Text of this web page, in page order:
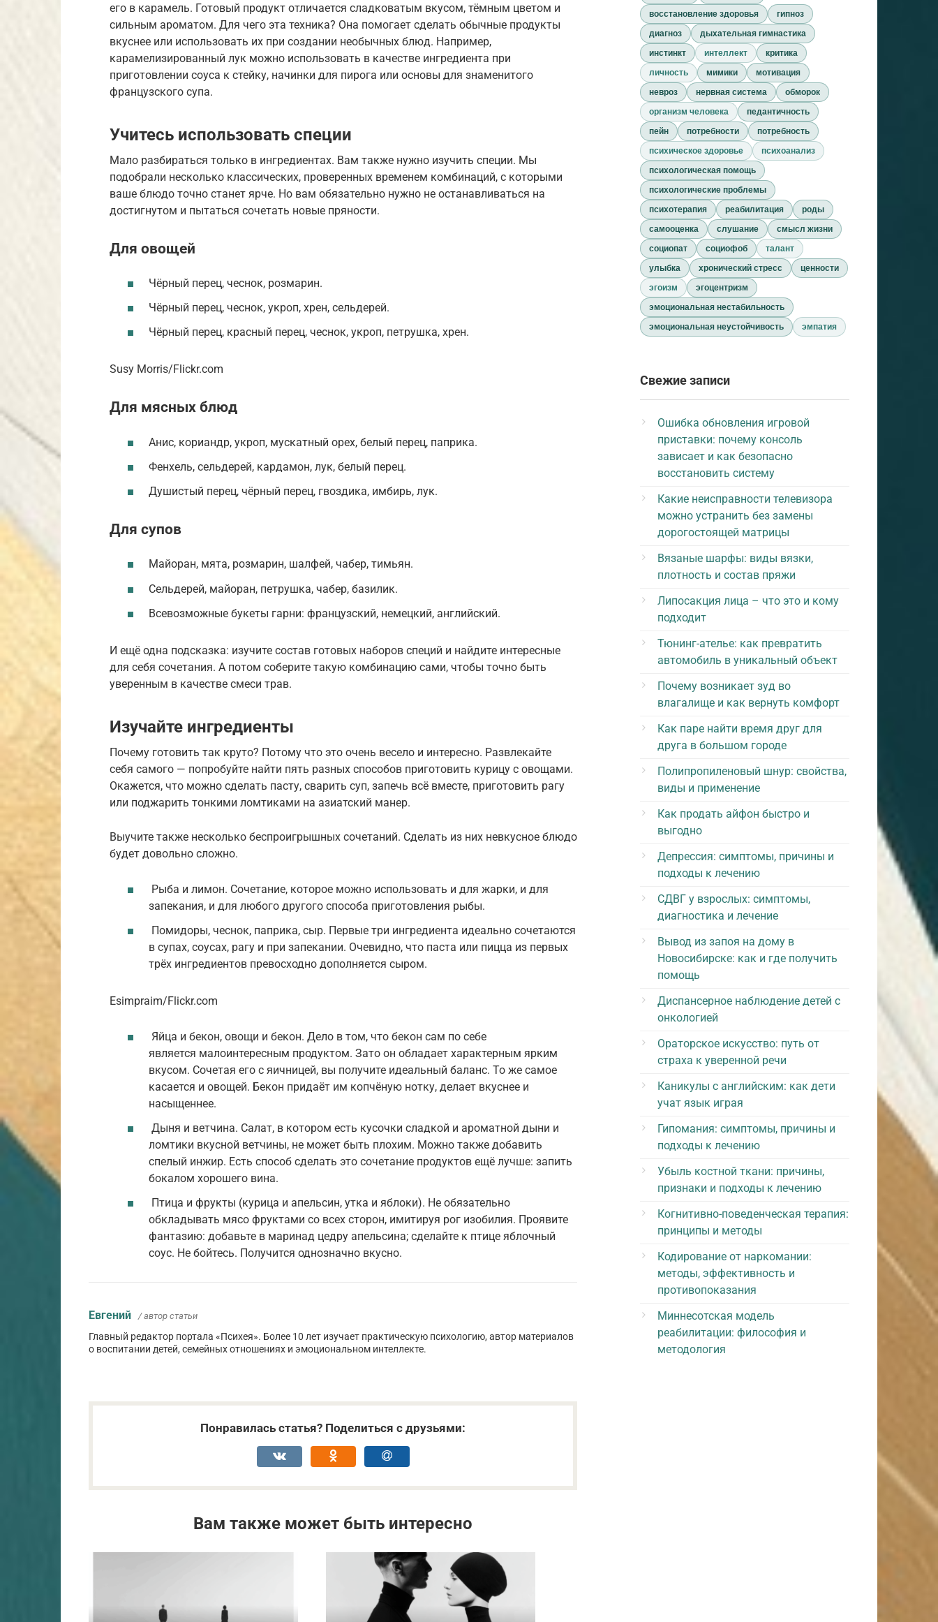
его в карамель. Готовый продукт отличается сладковатым вкусом, тёмным цветом и
сильным ароматом. Для чего эта техника? Она помогает сделать обычные продукты
вкуснее или использовать их при создании необычных блюд. Например,
карамелизированный лук можно использовать в качестве ингредиента при
приготовлении соуса к стейку, начинки для пирога или основы для знаменитого
французского супа.
Учитесь использовать специи
Мало разбираться только в ингредиентах. Вам также нужно изучить специи. Мы
подобрали несколько классических, проверенных временем комбинаций, с которыми
ваше блюдо точно станет ярче. Но вам обязательно нужно не останавливаться на
достигнутом и пытаться сочетать новые пряности.
Для овощей
Чёрный перец, чеснок, розмарин.
Чёрный перец, чеснок, укроп, хрен, сельдерей.
Чёрный перец, красный перец, чеснок, укроп, петрушка, хрен.
Susy Morris/Flickr.com
Для мясных блюд
Анис, кориандр, укроп, мускатный орех, белый перец, паприка.
Фенхель, сельдерей, кардамон, лук, белый перец.
Душистый перец, чёрный перец, гвоздика, имбирь, лук.
Для супов
Майоран, мята, розмарин, шалфей, чабер, тимьян.
Сельдерей, майоран, петрушка, чабер, базилик.
Всевозможные букеты гарни: французский, немецкий, английский.
И ещё одна подсказка: изучите состав готовых наборов специй и найдите интересные
для себя сочетания. А потом соберите такую комбинацию сами, чтобы точно быть
уверенным в качестве смеси трав.
Изучайте ингредиенты
Почему готовить так круто? Потому что это очень весело и интересно. Развлекайте
себя самого — попробуйте найти пять разных способов приготовить курицу с овощами.
Окажется, что можно сделать пасту, сварить суп, запечь всё вместе, приготовить рагу
или поджарить тонкими ломтиками на азиатский манер.
Выучите также несколько беспроигрышных сочетаний. Сделать из них невкусное блюдо
будет довольно сложно.
Рыба и лимон. Сочетание, которое можно использовать и для жарки, и для
запекания, и для любого другого способа приготовления рыбы.
Помидоры, чеснок, паприка, сыр. Первые три ингредиента идеально сочетаются
в супах, соусах, рагу и при запекании. Очевидно, что паста или пицца из первых
трёх ингредиентов превосходно дополняется сыром.
Esimpraim/Flickr.com
Яйца и бекон, овощи и бекон. Дело в том, что бекон сам по себе
является малоинтересным продуктом. Зато он обладает характерным ярким
вкусом. Сочетая его с яичницей, вы получите идеальный баланс. То же самое
касается и овощей. Бекон придаёт им копчёную нотку, делает вкуснее и
насыщеннее.
Дыня и ветчина. Салат, в котором есть кусочки сладкой и ароматной дыни и
ломтики вкусной ветчины, не может быть плохим. Можно также добавить
спелый инжир. Есть способ сделать это сочетание продуктов ещё лучше: запить
бокалом хорошего вина.
Птица и фрукты (курица и апельсин, утка и яблоки). Не обязательно
обкладывать мясо фруктами со всех сторон, имитируя рог изобилия. Проявите
фантазию: добавьте в маринад цедру апельсина; сделайте к птице яблочный
соус. Не бойтесь. Получится однозначно вкусно.
Евгений / автор статьи
Главный редактор портала «Психея». Более 10 лет изучает практическую психологию, автор материалов
о воспитании детей, семейных отношениях и эмоциональном интеллекте.
Понравилась статья? Поделиться с друзьями:
Вам также может быть интересно
восстановление здоровья
гипноз
диагноз
дыхательная гимнастика
инстинкт
интеллект
критика
личность
мимики
мотивация
невроз
нервная система
обморок
организм человека
педантичность
пейн
потребности
потребность
психическое здоровье
психоанализ
психологическая помощь
психологические проблемы
психотерапия
реабилитация
роды
самооценка
слушание
смысл жизни
социопат
социофоб
талант
улыбка
хронический стресс
ценности
эгоизм
эгоцентризм
эмоциональная нестабильность
эмоциональная неустойчивость
эмпатия
Свежие записи
Ошибка обновления игровой
приставки: почему консоль
зависает и как безопасно
восстановить систему
Какие неисправности телевизора
можно устранить без замены
дорогостоящей матрицы
Вязаные шарфы: виды вязки,
плотность и состав пряжи
Липосакция лица – что это и кому
подходит
Тюнинг-ателье: как превратить
автомобиль в уникальный объект
Почему возникает зуд во
влагалище и как вернуть комфорт
Как паре найти время друг для
друга в большом городе
Полипропиленовый шнур: свойства,
виды и применение
Как продать айфон быстро и
выгодно
Депрессия: симптомы, причины и
подходы к лечению
СДВГ у взрослых: симптомы,
диагностика и лечение
Вывод из запоя на дому в
Новосибирске: как и где получить
помощь
Диспансерное наблюдение детей с
онкологией
Ораторское искусство: путь от
страха к уверенной речи
Каникулы с английским: как дети
учат язык играя
Гипомания: симптомы, причины и
подходы к лечению
Убыль костной ткани: причины,
признаки и подходы к лечению
Когнитивно-поведенческая терапия:
принципы и методы
Кодирование от наркомании:
методы, эффективность и
противопоказания
Миннесотская модель
реабилитации: философия и
методология